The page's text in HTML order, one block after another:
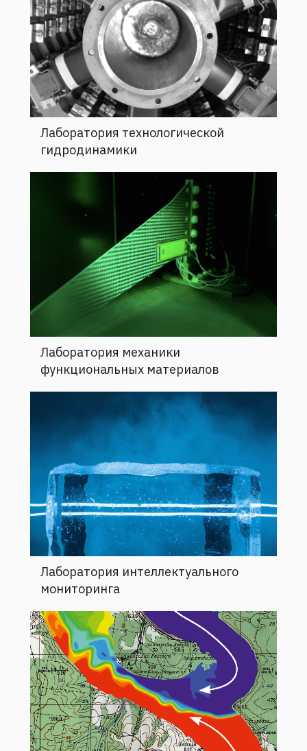
Лаборатория технологической
гидродинамики
Лаборатория механики
функциональных материалов
Лаборатория интеллектуального
мониторинга